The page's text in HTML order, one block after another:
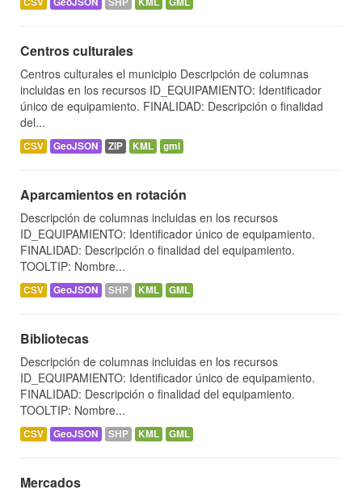
Centros culturales
Centros culturales el municipio Descripción de columnas
incluidas en los recursos ID_EQUIPAMIENTO: Identificador
único de equipamiento. FINALIDAD: Descripción o finalidad
del...
CSV GeoJSON ZIP KML gml
Aparcamientos en rotación
Descripción de columnas incluidas en los recursos
ID_EQUIPAMIENTO: Identificador único de equipamiento.
FINALIDAD: Descripción o finalidad del equipamiento.
TOOLTIP: Nombre...
CSV GeoJSON SHP KML GML
Bibliotecas
Descripción de columnas incluidas en los recursos
ID_EQUIPAMIENTO: Identificador único de equipamiento.
FINALIDAD: Descripción o finalidad del equipamiento.
TOOLTIP: Nombre...
CSV GeoJSON SHP KML GML
Mercados